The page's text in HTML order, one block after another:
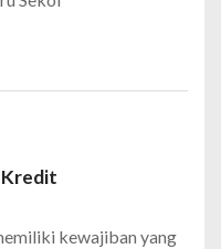
Kredit
kewajiban yang